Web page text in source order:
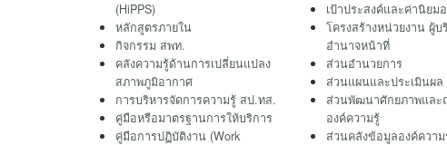
(HiPPS)
หลักสูตรภายใน
กิจกรรม สพท.
คลังความรู้ด้านการเปลี่ยนแปลง
สภาพภูมิอากาศ
การบริหารจัดการความรู้ สป.ทส.
คู่มือหรือมาตรฐานการให้บริการ
คู่มือการปฏิบัติงาน (Work
เป้าประสงค์และค่านิยม
โครงสร้างหน่วยงาน ผู้บ
อำนาจหน้าที่
ส่วนอำนวยการ
ส่วนแผนและประเมินผล
ส่วนพัฒนาศักยภาพและ
องค์ความรู้
ส่วนคลังข้อมูลองค์ควา